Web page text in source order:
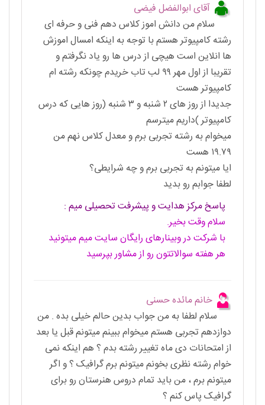
آقای ابوالفضل فیضی
سلام من دانش اموز کلاس دهم فنی و حرفه ای
رشته کامپیوتر هستم با توجه به اینکه امسال اموزش
ها انلاین است هیچی از درس ها رو یاد نگرفتم و
تقریبا از اول مهر ۹۹ لب تاب خریدم چونکه رشته ام
کامپیوتر هست
جدیدا از روز های ۲ شنبه و ۳ شنبه (روز هایی که درس
کامپیوتر )داریم میترسم
میخوام به رشته تجربی برم و معدل کلاس نهم من
۱۹.۷۹ هست
ایا میتونم به تجربی برم و چه شرایطی؟
لطفا جوابم رو بدید
پاسخ مرکز هدایت و پیشرفت تحصیلی میم :
سلام وقت بخیر.
با شرکت در وبینارهای رایگان سایت میم میتونید
هر هفته سوالاتتون رو از مشاور بپرسید
خانم مائده حسنی
سلام لطفا به من جواب بدین حالم خیلی بده . من
دوازدهم تجربی هستم میخوام ببینم میتونم قبل یا بعد
از امتحانات دی ماه تغییر رشته بدم ؟ هم اینکه نمی
خوام رشته نظری بخونم میتونم برم گرافیک ؟ و اگر
میتونم برم ، من باید تمام دروس هنرستان رو برای
گرافیک پاس کنم ؟